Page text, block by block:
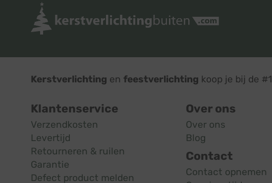
Kerstverlichting en feestverlichting koop je bij de #1
Klantenservice
Verzendkosten
Levertijd
Retourneren & ruilen
Garantie
Defect product melden
Over ons
Over ons
Blog
Contact
Contact opnemen